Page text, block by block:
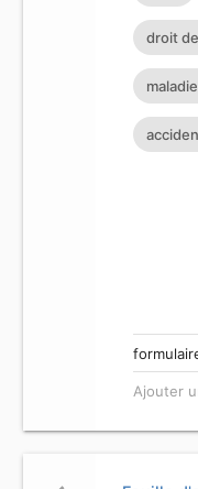
droit
Ajouter